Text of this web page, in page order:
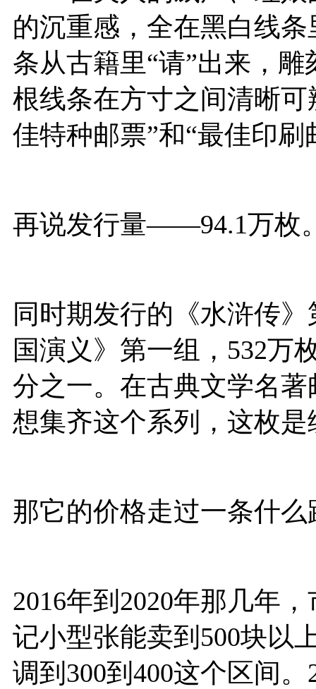
的沉重感，全在黑白线
条从古籍里“请”出来，
根线条在方寸之间清晰
佳特种邮票”和“最佳印刷
再说发行量——94.1万枚
同时期发行的《水浒传
国演义》 第一组，532万
分之一。在古典文学名
想集齐这个系列，这枚是
那它的价格走过一条什么
2016年到2020年那几年
记小型张能卖到500块以
调到300到400这个区间